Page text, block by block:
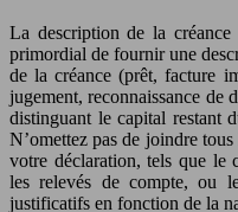
La description de la
primordial de fournir une
de la créance (prêt, facture
jugement, reconnaissance de
distinguant le capital restant
N’omettez pas de joindre
votre déclaration, tels que le
les relevés de compte, ou
justificatifs en fonction de la